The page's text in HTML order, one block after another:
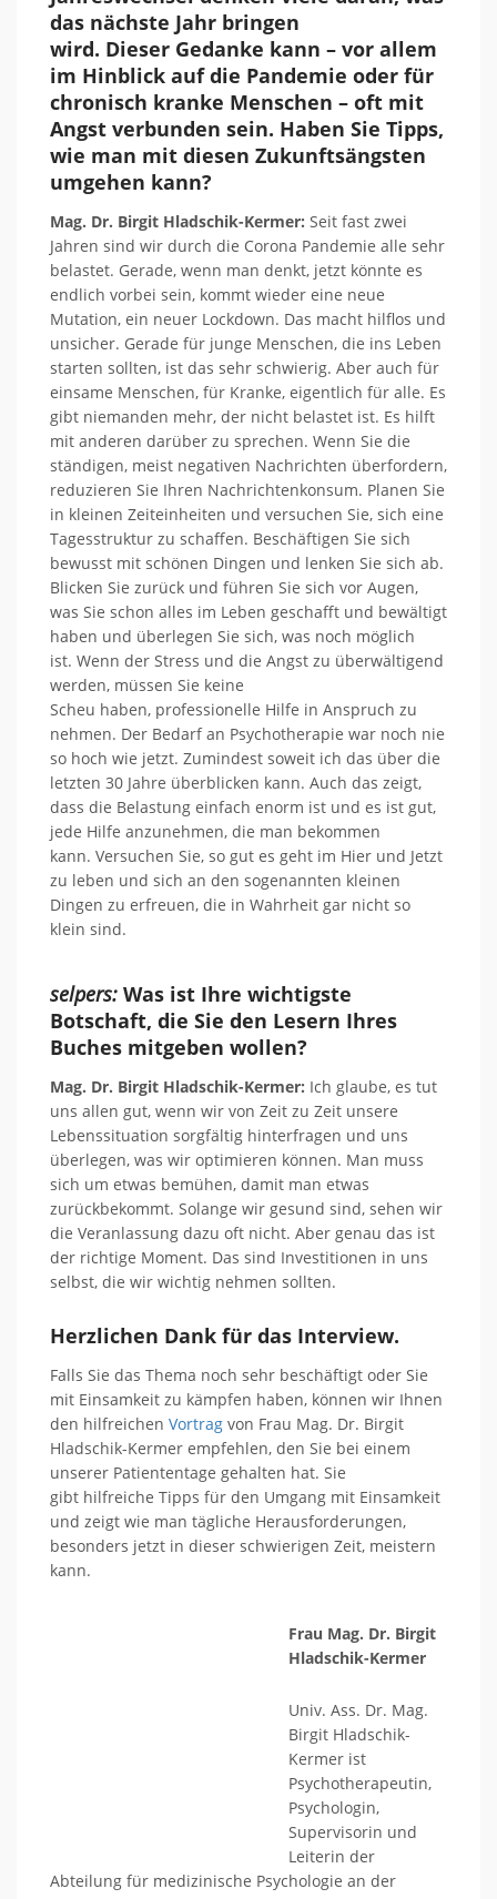
das nächste Jahr bringen
wird. Dieser Gedanke kann – vor allem
im Hinblick auf die Pandemie oder für
chronisch kranke Menschen – oft mit
Angst verbunden sein. Haben Sie Tipps,
wie man mit diesen Zukunftsängsten
umgehen kann?
Mag. Dr. Birgit Hladschik-Kermer: Seit fast zwei
Jahren sind wir durch die Corona Pandemie alle sehr
belastet. Gerade, wenn man denkt, jetzt könnte es
endlich vorbei sein, kommt wieder eine neue
Mutation, ein neuer Lockdown. Das macht hilflos und
unsicher. Gerade für junge Menschen, die ins Leben
starten sollten, ist das sehr schwierig. Aber auch für
einsame Menschen, für Kranke, eigentlich für alle. Es
gibt niemanden mehr, der nicht belastet ist. Es hilft
mit anderen darüber zu sprechen. Wenn Sie die
ständigen, meist negativen Nachrichten überfordern,
reduzieren Sie Ihren Nachrichtenkonsum. Planen Sie
in kleinen Zeiteinheiten und versuchen Sie, sich eine
Tagesstruktur zu schaffen. Beschäftigen Sie sich
bewusst mit schönen Dingen und lenken Sie sich ab.
Blicken Sie zurück und führen Sie sich vor Augen,
was Sie schon alles im Leben geschafft und bewältigt
haben und überlegen Sie sich, was noch möglich
ist. Wenn der Stress und die Angst zu überwältigend
werden, müssen Sie keine
Scheu haben, professionelle Hilfe in Anspruch zu
nehmen. Der Bedarf an Psychotherapie war noch nie
so hoch wie jetzt. Zumindest soweit ich das über die
letzten 30 Jahre überblicken kann. Auch das zeigt,
dass die Belastung einfach enorm ist und es ist gut,
jede Hilfe anzunehmen, die man bekommen
kann. Versuchen Sie, so gut es geht im Hier und Jetzt
zu leben und sich an den sogenannten kleinen
Dingen zu erfreuen, die in Wahrheit gar nicht so
klein sind.
selpers: Was ist Ihre wichtigste
Botschaft, die Sie den Lesern Ihres
Buches mitgeben wollen?
Mag. Dr. Birgit Hladschik-Kermer: Ich glaube, es tut
uns allen gut, wenn wir von Zeit zu Zeit unsere
Lebenssituation sorgfältig hinterfragen und uns
überlegen, was wir optimieren können. Man muss
sich um etwas bemühen, damit man etwas
zurückbekommt. Solange wir gesund sind, sehen wir
die Veranlassung dazu oft nicht. Aber genau das ist
der richtige Moment. Das sind Investitionen in uns
selbst, die wir wichtig nehmen sollten.
Herzlichen Dank für das Interview.
Falls Sie das Thema noch sehr beschäftigt oder Sie
mit Einsamkeit zu kämpfen haben, können wir Ihnen
den hilfreichen Vortrag von Frau Mag. Dr. Birgit
Hladschik-Kermer empfehlen, den Sie bei einem
unserer Patiententage gehalten hat. Sie
gibt hilfreiche Tipps für den Umgang mit Einsamkeit
und zeigt wie man tägliche Herausforderungen,
besonders jetzt in dieser schwierigen Zeit, meistern
kann.
Frau Mag. Dr. Birgit
Hladschik-Kermer
Univ. Ass. Dr. Mag.
Birgit Hladschik-
Kermer ist
Psychotherapeutin,
Psychologin,
Supervisorin und
Leiterin der
Abteilung für medizinische Psychologie an der